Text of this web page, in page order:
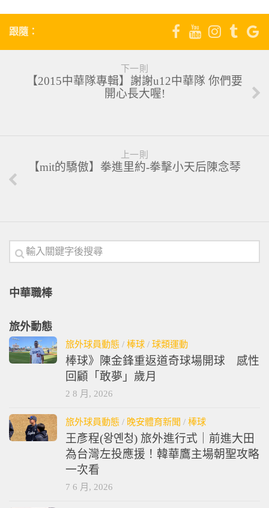
跟隨：
下一則
【2015中華隊專輯】謝謝u12中華隊 你們要
開心長大喔!
上一則
【mit的驕傲】拳進里約-拳擊小天后陳念琴
中華職棒
旅外動態
旅外球員動態 / 棒球 / 球類運動
棒球》陳金鋒重返道奇球場開球 感性
回顧「敢夢」歲月
2 8 月, 2026
旅外球員動態 / 晚安體育新聞 / 棒球
王彥程(왕옌청) 旅外進行式｜前進大田
為台灣左投應援！韓華鷹主場朝聖攻略
一次看
7 6 月, 2026